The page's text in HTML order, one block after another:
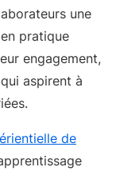
une
pratique
engagement,
aspirent à
de